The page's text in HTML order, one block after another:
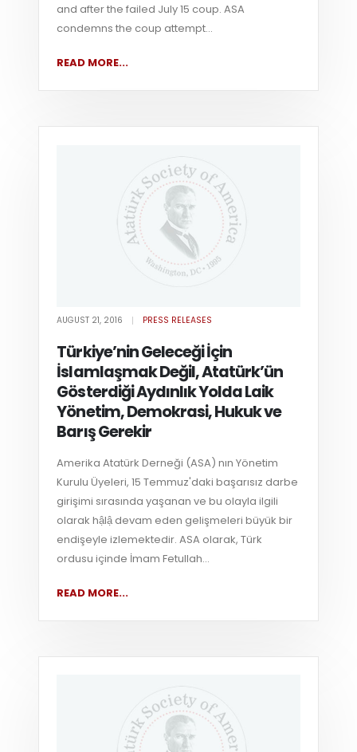
and after the failed July 15 coup. ASA
condemns the coup attempt...
READ MORE...
AUGUST 21, 2016 PRESS RELEASES
Türkiye’nin Geleceği İçin
İslamlaşmak Değil, Atatürk’ün
Gösterdiği Aydınlık Yolda Laik
Yönetim, Demokrasi, Hukuk ve
Barış Gerekir
Amerika Atatürk Derneği (ASA) nın Yönetim
Kurulu Üyeleri, 15 Temmuz'daki başarısız darbe
girişimi sırasında yaşanan ve bu olayla ilgili
olarak hậlậ devam eden gelişmeleri büyük bir
endişeyle izlemektedir. ASA olarak, Türk
ordusu içinde İmam Fetullah...
READ MORE...